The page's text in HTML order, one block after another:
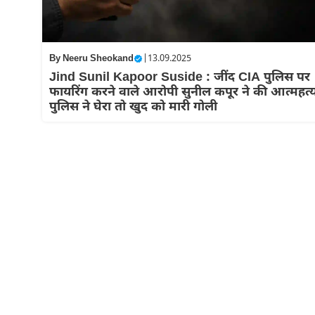
ByNeeru Sheokand | 13.09.2025
Jind Sunil Kapoor Suside : जींद CIA पुलिस पर
फायरिंग करने वाले आरोपी सुनील कपूर ने की
पुलिस ने घेरा तो खुद को मारी गोली